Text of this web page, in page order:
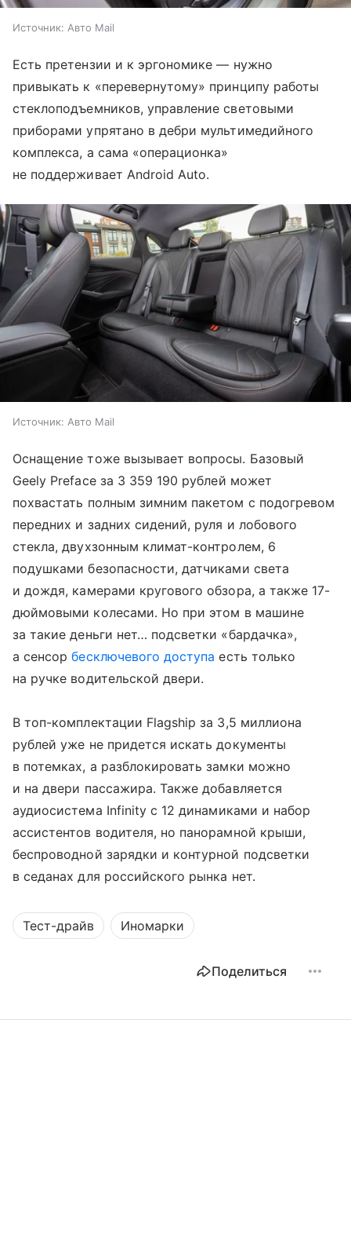
Источник: Авто Mail
Есть претензии и к эргономике — нужно
привыкать к «перевернутому» принципу работы
стеклоподъемников, управление световыми
приборами упрятано в дебри мультимедийного
комплекса, а сама «операционка»
не поддерживает Android Auto.
Источник: Авто Mail
Оснащение тоже вызывает вопросы. Базовый
Geely Preface за 3 359 190 рублей может
похвастать полным зимним пакетом с подогревом
передних и задних сидений, руля и лобового
стекла, двухзонным климат-контролем, 6
подушками безопасности, датчиками света
и дождя, камерами кругового обзора, а также 17-
дюймовыми колесами. Но при этом в машине
за такие деньги нет… подсветки «бардачка»,
а сенсорбесключевого доступа есть только
на ручке водительской двери.
В топ-комплектации Flagship за 3,5 миллиона
рублей уже не придется искать документы
в потемках, а разблокировать замки можно
и на двери пассажира. Также добавляется
аудиосистема Infinity с 12 динамиками и набор
ассистентов водителя, но панорамной крыши,
беспроводной зарядки и контурной подсветки
в седанах для российского рынка нет.
Тест-драйв Иномарки
Поделиться